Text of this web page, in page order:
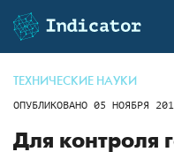
ТЕХНИЧЕСКИЕ НАУКИ
ОПУБЛИКОВАНО 05 НОЯБРЯ
Для контроля